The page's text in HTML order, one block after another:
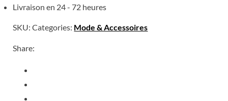
Livraison en 24 - 72 heures
SKU:Categories: Mode & Accessoires
Share: